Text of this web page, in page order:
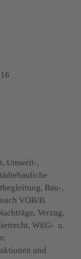
Umwelt-,
Bau-,
VOB/B,
Verzug,
WEG-  u.
und